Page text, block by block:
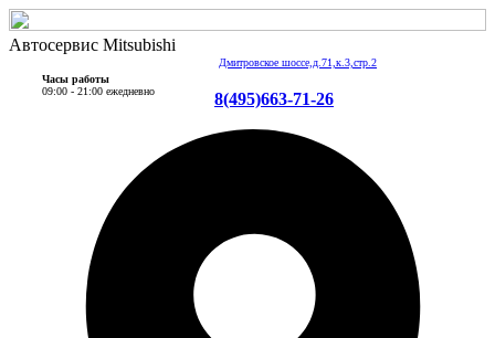
Автосервис Mitsubishi
Дмитровское шоссе,д.71,к.3,стр.2
Часы работы
09:00 - 21:00 ежедневно
8(495)663-71-26